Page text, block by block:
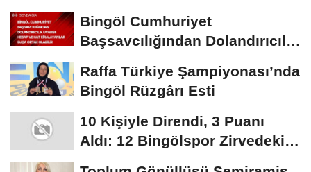
Bingöl Cumhuriyet
Başsavcılığından Dolandırıcılık
Raffa Türkiye Şampiyonası’nda
Bingöl Rüzgârı Esti
10 Kişiyle Direndi, 3 Puanı
Aldı: 12 Bingölspor Zirvedeki